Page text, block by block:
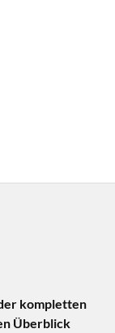
kompletten
Überblick